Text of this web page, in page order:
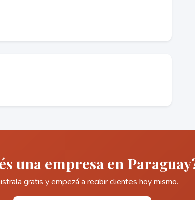
una empresa en
gratis y empezá a recibir clientes hoy mismo.